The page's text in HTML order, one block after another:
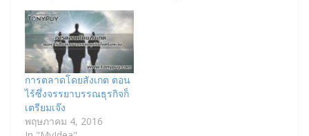
การตลาดโดยสังเกต ตอน
ไร้ซึ่งจรรยาบรรณธุรกิจก็
เตรียมเจ๊ง
พฤษภาคม 4, 2016